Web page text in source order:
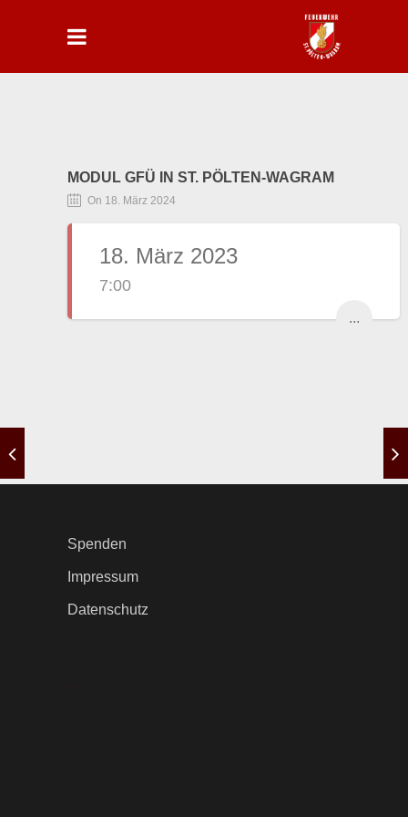
MODUL GFÜ IN ST. PÖLTEN-WAGRAM
On 18. März 2024
18. März 2023
7:00
...
Spenden
Impressum
Datenschutz
.